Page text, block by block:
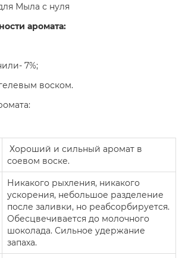
Мыла с нуля
аромата:
7%;
воском.
Хороший и сильный аромат в
соевом воске.
Никакого рыхления, никакого
ускорения, небольшое разделение
после заливки, но реабсорбируется.
Обесцвечивается до молочного
шоколада. Сильное удержание
запаха.